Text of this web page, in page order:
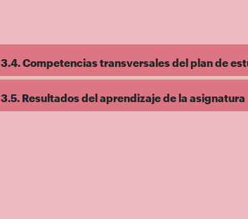
3.4. Competencias transversales del plan de
3.5. Resultados del aprendizaje de la asignatura